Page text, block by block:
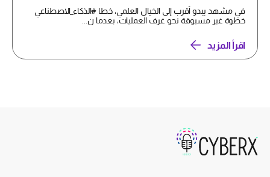
في مشهد يبدو أقرب إلى الخيال العلمي، خطا #الذكاء_الاصطناعي
خطوة غير مسبوقة نحو غرف العمليات، بعدما ن...
اقرأ المزيد